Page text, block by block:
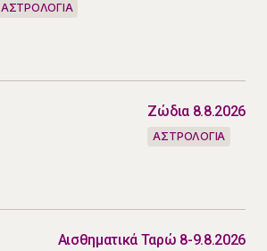
ΑΣΤΡΟΛΟΓΙΑ
Ζώδια 8.8.2026
ΑΣΤΡΟΛΟΓΙΑ
Αισθηματικά Ταρώ 8-9.8.2026